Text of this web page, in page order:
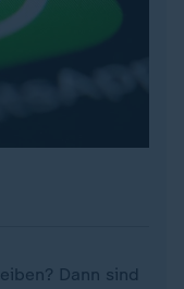
Dann sind